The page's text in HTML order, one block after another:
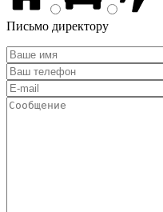
Письмо директору